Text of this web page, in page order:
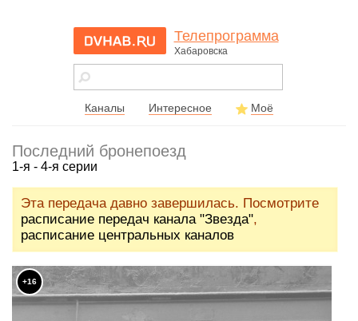
dvhab.ru - сайт
города
Телепрограмма
Хабаровска
Каналы Интересное Моё
Последний бронепоезд
1-я - 4-я серии
Эта передача давно завершилась. Посмотрите
расписание передач канала "Звезда",
расписание центральных каналов
+16